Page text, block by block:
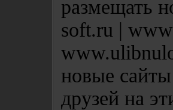
размещать
soft.ru |
новые
друзей на